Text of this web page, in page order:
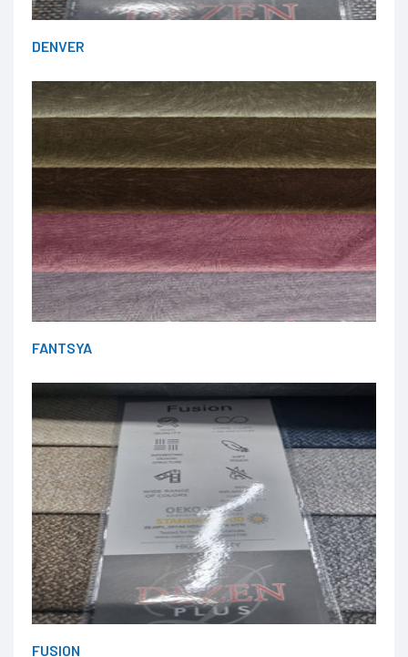
DENVER
FANTSYA
FUSION